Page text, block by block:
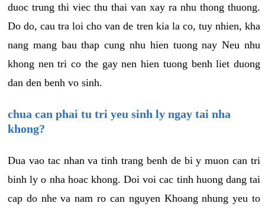
duoc trung thi viec thu thai van xay ra nhu thong thuong.
Do do, cau tra loi cho van de tren kia la co, tuy nhien, kha
nang mang bau thap cung nhu hien tuong nay Neu nhu
khong nen tri co the gay nen hien tuong benh liet duong
dan den benh vo sinh.
chua can phai tu tri yeu sinh ly ngay tai nha
khong?
Dua vao tac nhan va tinh trang benh de bi y muon can tri
binh ly o nha hoac khong. Doi voi cac tinh huong dang tai
cap do nhe va nam ro can nguyen Khoang nhung yeu to